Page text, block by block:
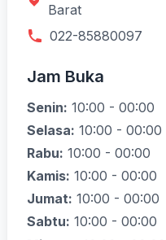
Barat
022-85880097
Jam Buka
Senin: 10:00 - 00:00
Selasa: 10:00 - 00:00
Rabu: 10:00 - 00:00
Kamis: 10:00 - 00:00
Jumat: 10:00 - 00:00
Sabtu: 10:00 - 00:00